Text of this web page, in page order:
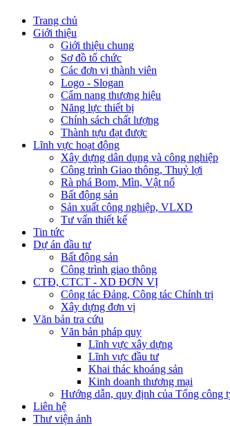
Trang chủ
Giới thiệu
Giới thiệu chung
Sơ đồ tổ chức
Các đơn vị thành viên
Logo - Slogan
Cẩm nang thương hiệu
Năng lực thiết bị
Chính sách chất lượng
Thành tựu đạt được
Lĩnh vực hoạt động
Xây dựng dân dụng và công nghiệp
Công trình Giao thông, Thuỷ lợi
Rà phá Bom, Mìn, Vật nổ
Bất động sản
Sản xuất công nghiệp, VLXD
Tư vấn thiết kế
Tin tức
Dự án đầu tư
Bất động sản
Công trình giao thông
CTĐ, CTCT - XD ĐƠN VỊ
Công tác Đảng, Công tác Chính trị
Xây dựng đơn vị
Văn bản tra cứu
Văn bản pháp quy
Lĩnh vực xây dựng
Lĩnh vực đầu tư
Khai thác khoáng sản
Kinh doanh thương mại
Hướng dẫn, quy định của Tổng công
Liên hệ
Thư viện ảnh